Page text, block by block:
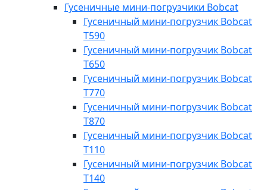
Гусеничные мини-погрузчики Bobcat
Гусеничный мини-погрузчик Bobcat
T590
Гусеничный мини-погрузчик Bobcat
T650
Гусеничный мини-погрузчик Bobcat
T770
Гусеничный мини-погрузчик Bobcat
T870
Гусеничный мини-погрузчик Bobcat
T110
Гусеничный мини-погрузчик Bobcat
T140